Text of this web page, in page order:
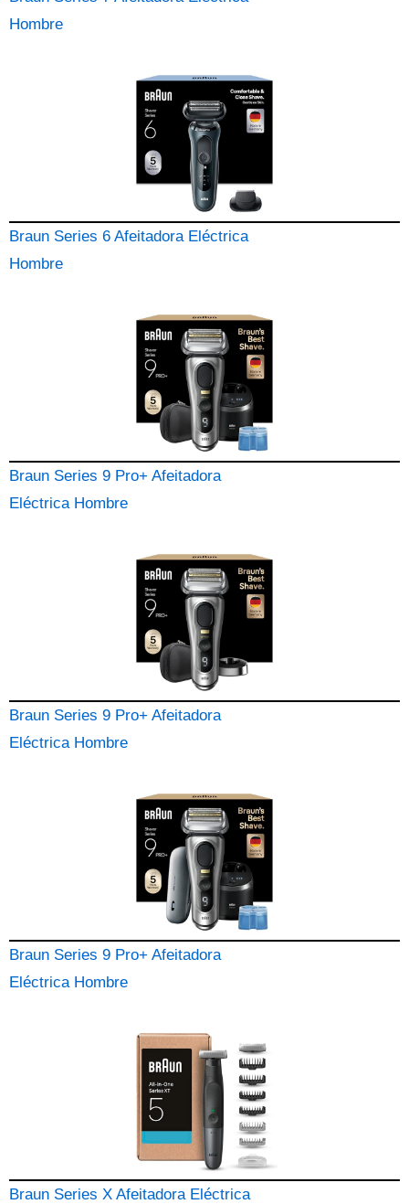
Hombre
Braun Series 6 Afeitadora Eléctrica
Hombre
Braun Series 9 Pro+ Afeitadora
Eléctrica Hombre
Braun Series 9 Pro+ Afeitadora
Eléctrica Hombre
Braun Series 9 Pro+ Afeitadora
Eléctrica Hombre
Braun Series X Afeitadora Eléctrica